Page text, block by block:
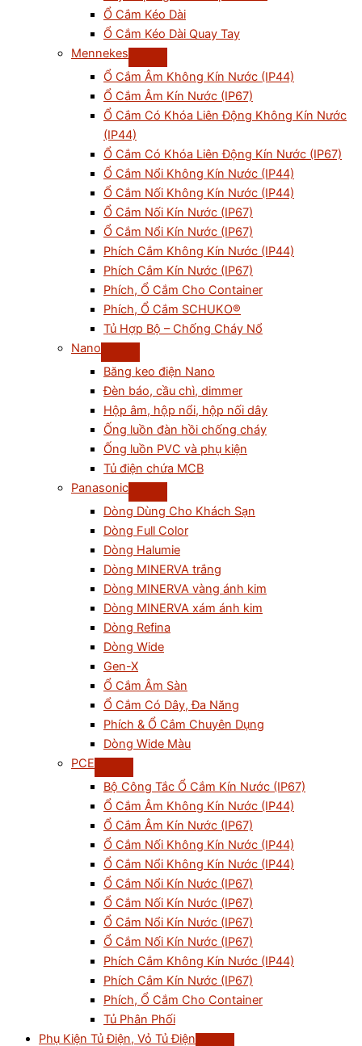
Ổ Cắm Kéo Dài
Ổ Cắm Kéo Dài Quay Tay
Mennekes
Ổ Cắm Âm Không Kín Nước (IP44)
Ổ Cắm Âm Kín Nước (IP67)
Ổ Cắm Có Khóa Liên Động Không Kín Nước
(IP44)
Ổ Cắm Có Khóa Liên Động Kín Nước (IP67)
Ổ Cắm Nổi Không Kín Nước (IP44)
Ổ Cắm Nối Không Kín Nước (IP44)
Ổ Cắm Nối Kín Nước (IP67)
Ổ Cắm Nổi Kín Nước (IP67)
Phích Cắm Không Kín Nước (IP44)
Phích Cắm Kín Nước (IP67)
Phích, Ổ Cắm Cho Container
Phích, Ổ Cắm SCHUKO®
Tủ Hợp Bộ – Chống Cháy Nổ
Nano
Băng keo điện Nano
Đèn báo, cầu chì, dimmer
Hộp âm, hộp nổi, hộp nối dây
Ống luồn đàn hồi chống cháy
Ống luồn PVC và phụ kiện
Tủ điện chứa MCB
Panasonic
Dòng Dùng Cho Khách Sạn
Dòng Full Color
Dòng Halumie
Dòng MINERVA trắng
Dòng MINERVA vàng ánh kim
Dòng MINERVA xám ánh kim
Dòng Refina
Dòng Wide
Gen-X
Ổ Cắm Âm Sàn
Ổ Cắm Có Dây, Đa Năng
Phích & Ổ Cắm Chuyên Dụng
Dòng Wide Màu
PCE
Bộ Công Tắc Ổ Cắm Kín Nước (IP67)
Ổ Cắm Âm Không Kín Nước (IP44)
Ổ Cắm Âm Kín Nước (IP67)
Ổ Cắm Nối Không Kín Nước (IP44)
Ổ Cắm Nổi Không Kín Nước (IP44)
Ổ Cắm Nổi Kín Nước (IP67)
Ổ Cắm Nối Kín Nước (IP67)
Ổ Cắm Nổi Kín Nước (IP67)
Ổ Cắm Nối Kín Nước (IP67)
Phích Cắm Không Kín Nước (IP44)
Phích Cắm Kín Nước (IP67)
Phích, Ổ Cắm Cho Container
Tủ Phân Phối
Phụ Kiện Tủ Điện, Vỏ Tủ Điện